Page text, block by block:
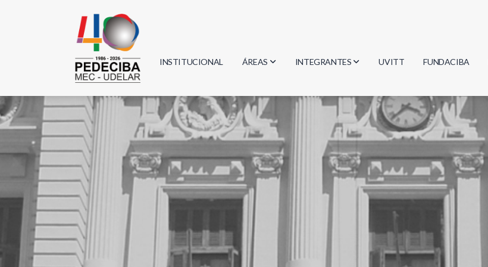
INSTITUCIONAL ÁREAS
Biología
Física
Geociencias
Informática
Matemática
INTEGRANTES
Investigadores
Estudiantes
Egresados
UVITT FUNDACIBA